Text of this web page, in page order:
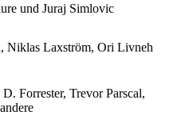
und Juraj Simlovic
Niklas Laxström, Ori Livneh
Forrester, Trevor Parscal,